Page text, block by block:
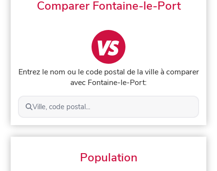
Comparer Fontaine-le-Port
Entrez le nom ou le code postal de la ville à comparer
avec Fontaine-le-Port:
Ville, code postal...
Population